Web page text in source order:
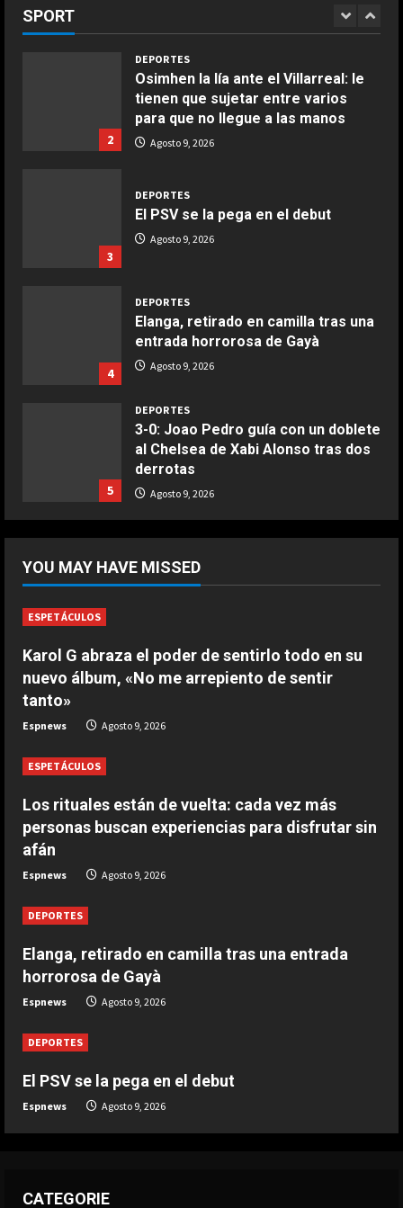
Ensalada de espinacas deliciosa
COCINA
Boquerones fritos en freidora de
COCINA
Buñuelos de alcachofas
5
COCINA
SPORT
2
DEPORTES
Osimhen la lía ante el Villarreal: le
tienen que sujetar entre varios
para que no llegue a las manos
Agosto 9, 2026
3
DEPORTES
El PSV se la pega en el debut
Agosto 9, 2026
4
DEPORTES
Elanga, retirado en camilla tras una
entrada horrorosa de Gayà
Agosto 9, 2026
5
DEPORTES
3-0: Joao Pedro guía con un doblete
al Chelsea de Xabi Alonso tras dos
derrotas
Agosto 9, 2026
campo para agredir a los jugadores
tras un penalti
2
Osimhen la lía ante el Villarreal: le
tienen que sujetar entre varios
Agosto 9, 2026
El PSV se la pega en el debut
Agosto 9, 2026
4 Agosto 9, 2026
5 Agosto 9, 2026
YOU MAY HAVE MISSED
ESPETÁCULOS
Karol G abraza el poder de sentirlo todo en su
nuevo álbum, «No me arrepiento de sentir
tanto»
Espnews Agosto 9, 2026
ESPETÁCULOS
Los rituales están de vuelta: cada vez más
personas buscan experiencias para disfrutar sin
afán
Espnews Agosto 9, 2026
DEPORTES
Elanga, retirado en camilla tras una entrada
horrorosa de Gayà
Espnews Agosto 9, 2026
DEPORTES
El PSV se la pega en el debut
Espnews Agosto 9, 2026
CATEGORIE